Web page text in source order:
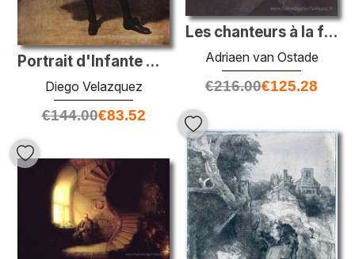
Portrait d'Infante Don Carlos
Diego Velazquez
€144.00€83.52
Les chanteurs à la fenêtre
Adriaen van Ostade
€216.00€125.28